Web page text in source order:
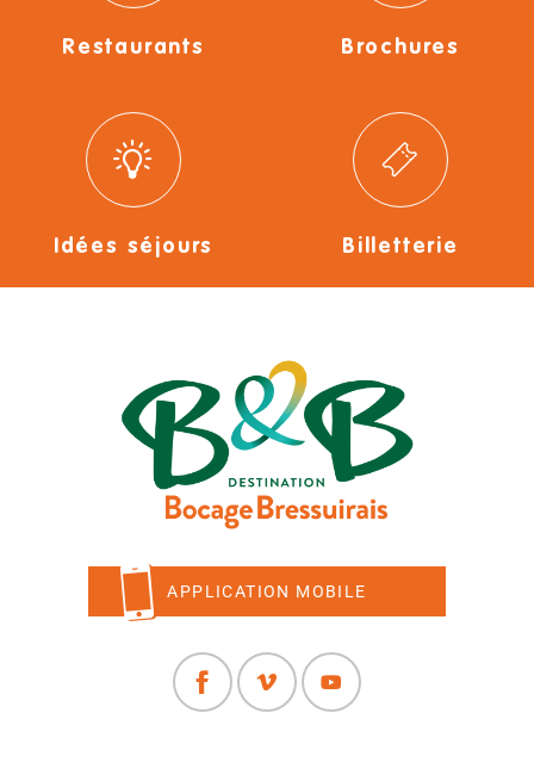
Restaurants Brochures
Idées séjours Billetterie
APPLICATION MOBILE